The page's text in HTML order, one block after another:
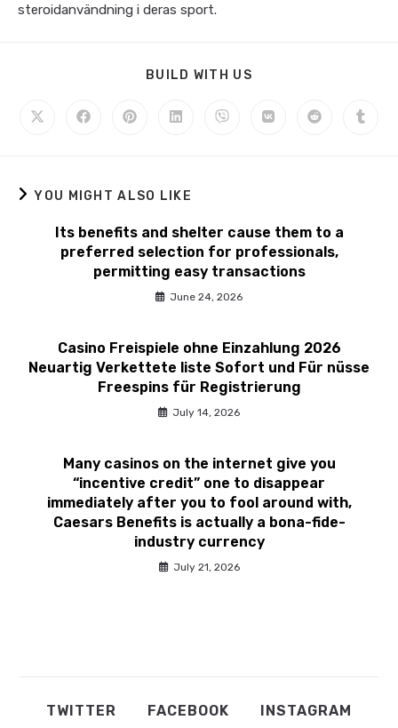
steroidanvändning i deras sport.
BUILD WITH US
YOU MIGHT ALSO LIKE
Its benefits and shelter cause them to a
preferred selection for professionals,
permitting easy transactions
June 24, 2026
Casino Freispiele ohne Einzahlung 2026️
Neuartig Verkettete liste Sofort und Für nüsse
Freespins für Registrierung
July 14, 2026
Many casinos on the internet give you
“incentive credit” one to disappear
immediately after you to fool around with,
Caesars Benefits is actually a bona-fide-
industry currency
July 21, 2026
TWITTER FACEBOOK INSTAGRAM